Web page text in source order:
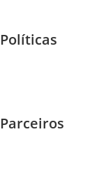
Políticas
Parceiros